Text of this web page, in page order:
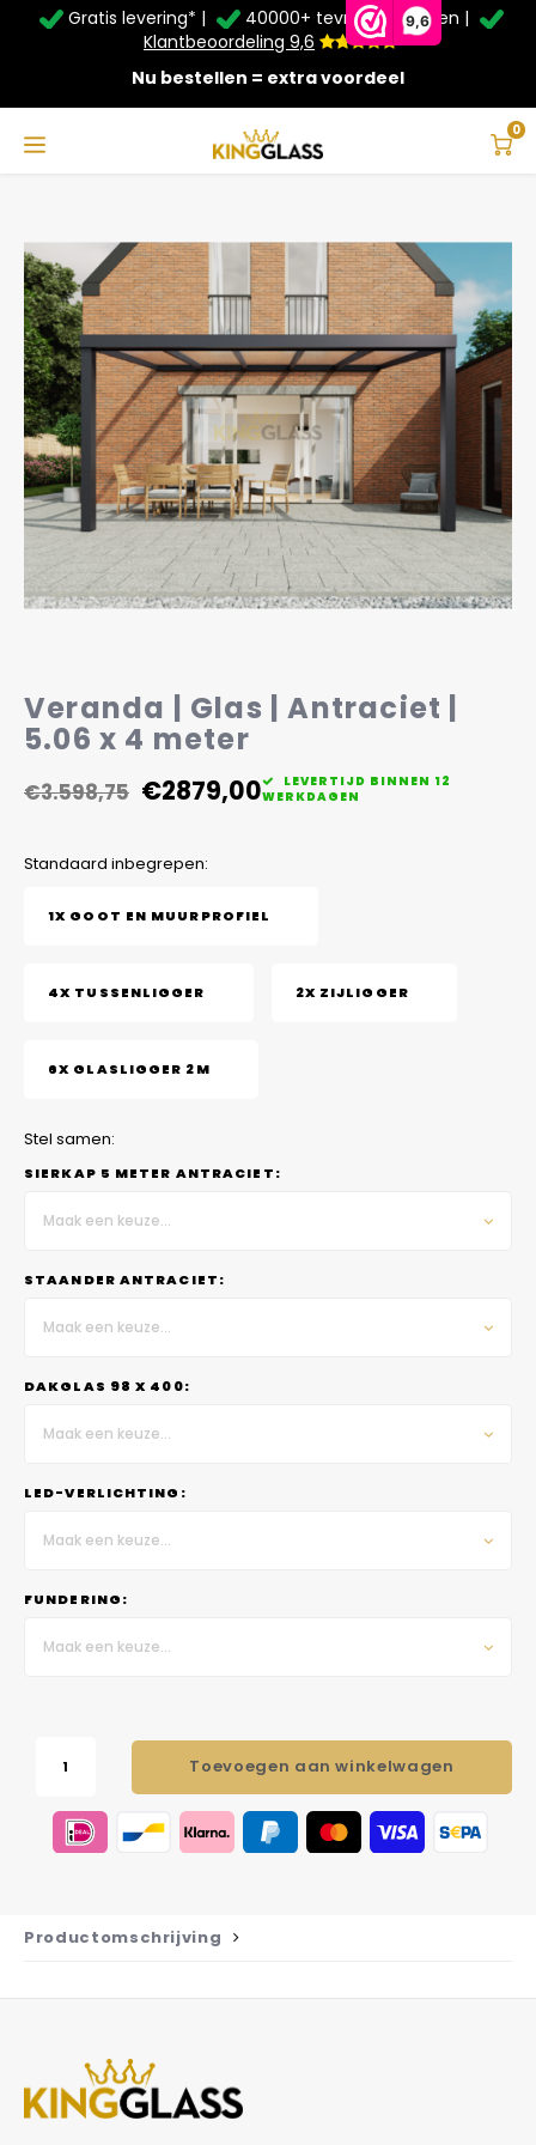
9,6
Service & Contact
Bezorging
Afhalen
Montage
Betaalmethoden
Garantie
Veelgestelde vragen
Taal
Deutsch
Gratis levering* |
40000+ tevreden klanten |
Klantbeoordeling 9,6
Nu bestellen = extra voordeel
0
Zomer Deals: Tot 20% kortingop schuifwanden en
veranda's +€20extra kassa korting*
Veranda | Glas | Antraciet | 5.06 x 4 meter
Veranda | Glas | Antraciet |
5.06 x 4 meter
€3.598,75 €2879,00
LEVERTIJD BINNEN 12
WERKDAGEN
Standaard inbegrepen:
1X GOOT EN MUURPROFIEL
4X TUSSENLIGGER 2X ZIJLIGGER
6X GLASLIGGER 2M
Stel samen:
SIERKAP 5 METER ANTRACIET:
Maak een keuze...
STAANDER ANTRACIET:
Maak een keuze...
DAKGLAS 98 X 400:
Maak een keuze...
LED-VERLICHTING:
Maak een keuze...
FUNDERING:
Maak een keuze...
Toevoegen aan winkelwagen
Productomschrijving